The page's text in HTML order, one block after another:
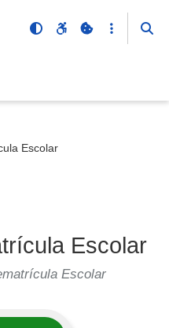
Escolar
Escolar
Escolar